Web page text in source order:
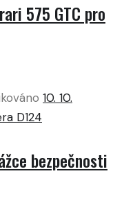
575 GTC pro
10. 10.
D124
bezpečnosti